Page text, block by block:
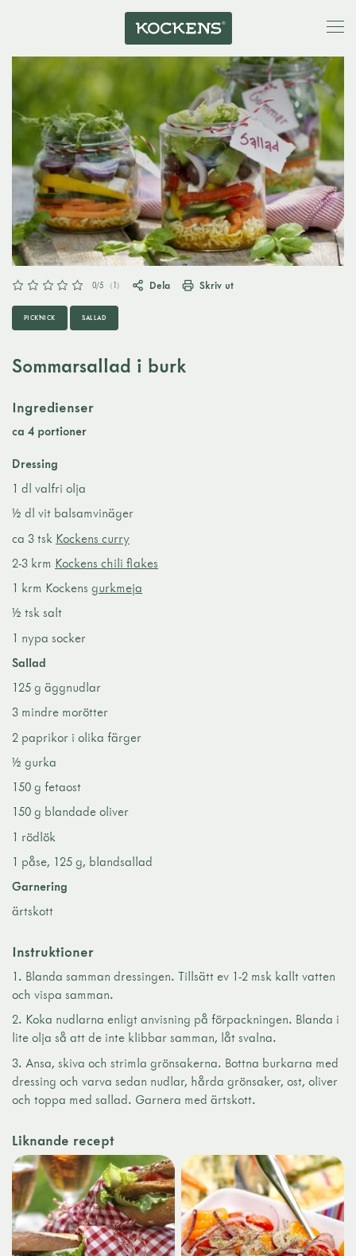
0/5 (1) Dela Skriv ut
PICKNICK SALLAD
Sommarsallad i burk
Ingredienser
ca 4 portioner
Dressing
1 dl valfri olja
½ dl vit balsamvinäger
ca 3 tsk Kockens curry
2-3 krm Kockens chili flakes
1 krm Kockens gurkmeja
½ tsk salt
1 nypa socker
Sallad
125 g äggnudlar
3 mindre morötter
2 paprikor i olika färger
½ gurka
150 g fetaost
150 g blandade oliver
1 rödlök
1 påse, 125 g, blandsallad
Garnering
ärtskott
Instruktioner
Blanda samman dressingen. Tillsätt ev 1-2 msk kallt vatten
och vispa samman.
Koka nudlarna enligt anvisning på förpackningen. Blanda i
lite olja så att de inte klibbar samman, låt svalna.
Ansa, skiva och strimla grönsakerna. Bottna burkarna med
dressing och varva sedan nudlar, hårda grönsaker, ost, oliver
och toppa med sallad. Garnera med ärtskott.
Liknande recept